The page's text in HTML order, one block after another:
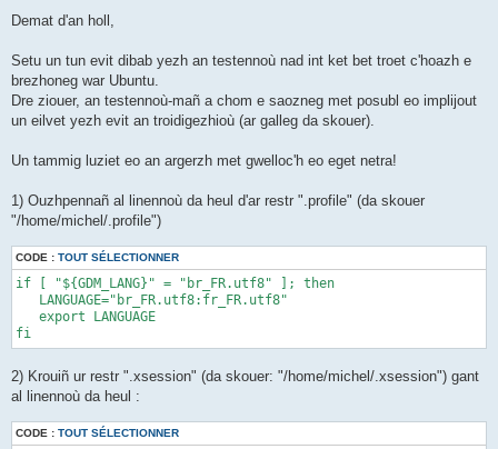
s
g
Demat d'an holl,
Setu un tun evit dibab yezh an testennoù nad int ket bet troet c'hoazh e
brezhoneg war Ubuntu.
Dre ziouer, an testennoù-mañ a chom e saozneg met posubl eo implijout
un eilvet yezh evit an troidigezhioù (ar galleg da skouer).
Un tammig luziet eo an argerzh met gwelloc'h eo eget netra!
1) Ouzhpennañ al linennoù da heul d'ar restr ".profile" (da skouer
"/home/michel/.profile")
CODE : TOUT SÉLECTIONNER
if [ "${GDM_LANG}" = "br_FR.utf8" ]; then
   LANGUAGE="br_FR.utf8:fr_FR.utf8"
   export LANGUAGE
fi
2) Krouiñ ur restr ".xsession" (da skouer: "/home/michel/.xsession") gant
al linennoù da heul :
CODE : TOUT SÉLECTIONNER